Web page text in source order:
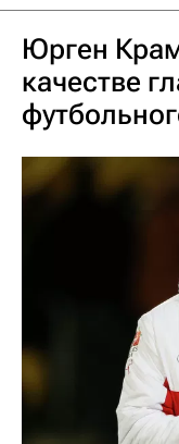
Юрген
качестве